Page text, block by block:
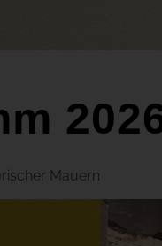
Mauern